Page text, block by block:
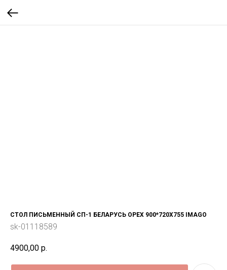
СТОЛ ПИСЬМЕННЫЙ СП-1 БЕЛАРУСЬ ОРЕХ 900*720Х755 IMAGO
sk-01118589
4900,00 р.